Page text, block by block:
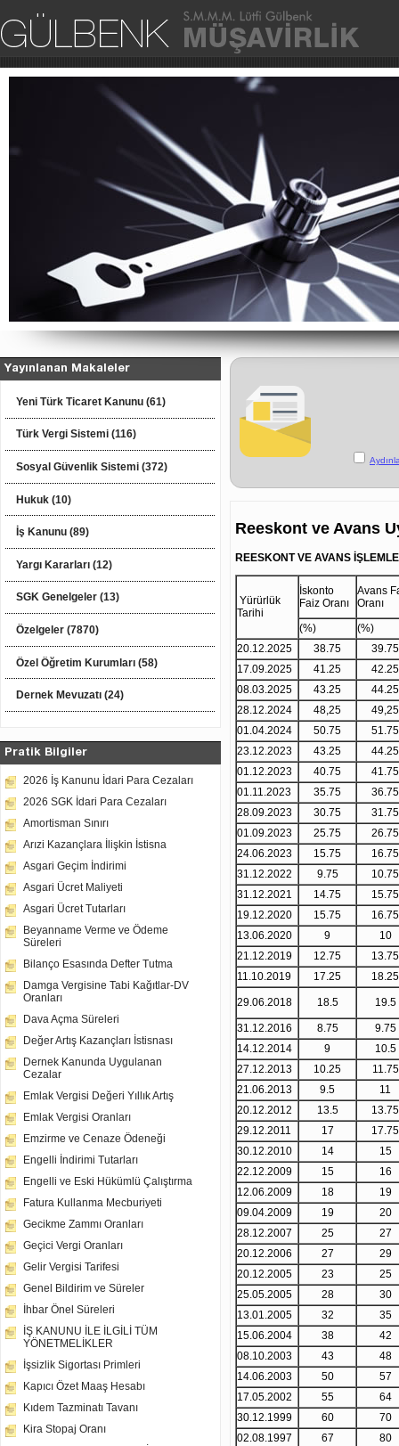
Ana
Yayınlanan Makaleler
Yeni Türk Ticaret Kanunu (61)
Türk Vergi Sistemi (116)
Sosyal Güvenlik Sistemi (372)
Hukuk (10)
İş Kanunu (89)
Yargı Kararları (12)
SGK Genelgeler (13)
Özelgeler (7870)
Özel Öğretim Kurumları (58)
Dernek Mevuzatı (24)
Pratik Bilgiler
2026 İş Kanunu İdari Para Cezaları
2026 SGK İdari Para Cezaları
Amortisman Sınırı
Arızi Kazançlara İlişkin İstisna
Asgari Geçim İndirimi
Asgari Ücret Maliyeti
Asgari Ücret Tutarları
Beyanname Verme ve Ödeme
Süreleri
Bilanço Esasında Defter Tutma
Damga Vergisine Tabi Kağıtlar-DV
Oranları
Dava Açma Süreleri
Değer Artış Kazançları İstisnası
Dernek Kanunda Uygulanan
Cezalar
Emlak Vergisi Değeri Yıllık Artış
Emlak Vergisi Oranları
Emzirme ve Cenaze Ödeneği
Engelli İndirimi Tutarları
Engelli ve Eski Hükümlü Çalıştırma
Fatura Kullanma Mecburiyeti
Gecikme Zammı Oranları
Geçici Vergi Oranları
Gelir Vergisi Tarifesi
Genel Bildirim ve Süreler
İhbar Önel Süreleri
İŞ KANUNU İLE İLGİLİ TÜM
YÖNETMELİKLER
İşsizlik Sigortası Primleri
Kapıcı Özet Maaş Hesabı
Kıdem Tazminatı Tavanı
Kira Stopaj Oranı
Reeskont ve Avans
REESKONT VE AVANS
Yürürlük
Tarihi
İskonto
Faiz Oranı
Avans
Oranı
(%)
(%)
20.12.2025
38.75
39.75
17.09.2025
41.25
42.25
08.03.2025
43.25
44.25
28.12.2024
48,25
49,25
01.04.2024
50.75
51.75
23.12.2023
43.25
44.25
01.12.2023
40.75
41.75
01.11.2023
35.75
36.75
28.09.2023
30.75
31.75
01.09.2023
25.75
26.75
24.06.2023
15.75
16.75
31.12.2022
9.75
10.75
31.12.2021
14.75
15.75
19.12.2020
15.75
16.75
13.06.2020
9
10
21.12.2019
12.75
13.75
11.10.2019
17.25 18.25
29.06.2018 18.5 19.5
31.12.2016 8.75
9.75
14.12.2014
9
10.5
27.12.2013
10.25
11.75
21.06.2013
9.5
11
20.12.2012
13.5
13.75
29.12.2011
17
17.75
30.12.2010
14
15
22.12.2009
15
16
12.06.2009
18
19
09.04.2009
19
20
28.12.2007
25
27
20.12.2006
27
29
20.12.2005
23
25
25.05.2005
28
30
13.01.2005
32
35
15.06.2004
38
42
08.10.2003
43
48
14.06.2003
50
57
17.05.2002
55
64
30.12.1999
60
70
02.08.1997
67
80